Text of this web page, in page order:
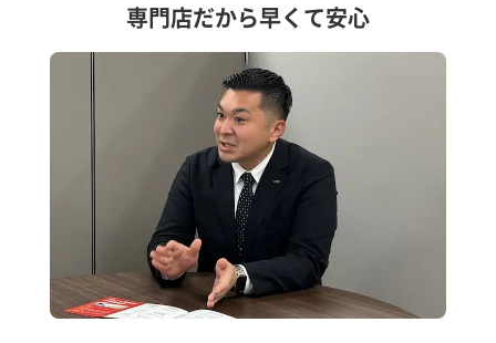
専門店だから早くて安心